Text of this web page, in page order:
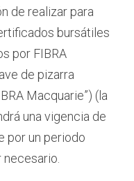
de realizar para
bursátiles
por FIBRA
de pizarra
Macquarie”) (la
una vigencia de
por un periodo